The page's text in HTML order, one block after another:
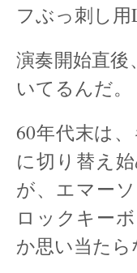
フぶっ刺し用
演奏開始直
いてるんだ。
60年代末は
に切り替え
が、エマー
ロックキー
か思い当たら